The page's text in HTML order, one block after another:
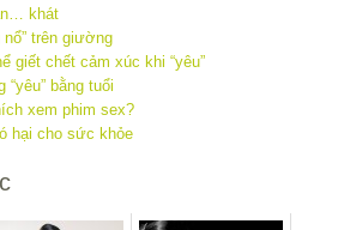
khát
nổ” trên giường
giết chết cảm xúc khi “yêu”
bằng tuổi
xem phim sex?
hại cho sức khỏe